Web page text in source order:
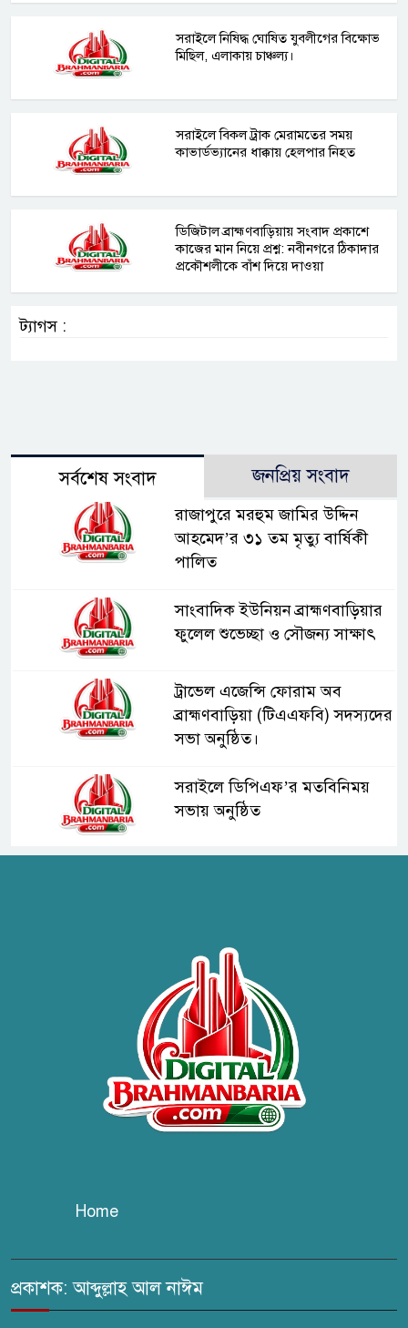
সরাইলে নিষিদ্ধ ঘোষিত যুবলীগের বিক্ষোভ
মিছিল, এলাকায় চাঞ্চল্য।
সরাইলে বিকল ট্রাক মেরামতের সময়
কাভার্ডভ্যানের ধাক্কায় হেলপার নিহত
ডিজিটাল ব্রাহ্মণবাড়িয়ায় সংবাদ প্রকাশে
কাজের মান নিয়ে প্রশ্ন: নবীনগরে ঠিকাদার
প্রকৌশলীকে বাঁশ দিয়ে দাওয়া
ট্যাগস :
সর্বশেষ সংবাদ জনপ্রিয় সংবাদ
রাজাপুরে মরহুম জামির উদ্দিন
আহমেদ’র ৩১ তম মৃত্যু বার্ষিকী
পালিত
সাংবাদিক ইউনিয়ন ব্রাহ্মণবাড়িয়ার
ফুলেল শুভেচ্ছা ও সৌজন্য সাক্ষাৎ
ট্রাভেল এজেন্সি ফোরাম অব
ব্রাহ্মণবাড়িয়া (টিএএফবি) সদস্যদের
সভা অনুষ্ঠিত।
সরাইলে ডিপিএফ’র মতবিনিময়
সভায় অনুষ্ঠিত
ব্রাহ্মণবাড়িয়ায় তরী বাংলাদেশের
উদ্যোগে বৃক্ষরোপণ ও গাছের চারা
বিতরণ।
কবি জয়দুল হোসেনের
‘পাখপাখালির মিলনমেলা’ গ্রন্থের
প্রকাশনা উৎসব
চুরির দায়ে সুলতানপুরের বোরহান
ঢেউ’র আহবায়ক সোহেল সদস্য
Home
প্রকাশক: আব্দুল্লাহ আল নাঈম